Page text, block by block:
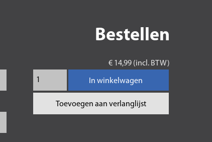
Bestellen
€ 14,99 (incl. BTW)
In winkelwagen
Toevoegen aan verlanglijst